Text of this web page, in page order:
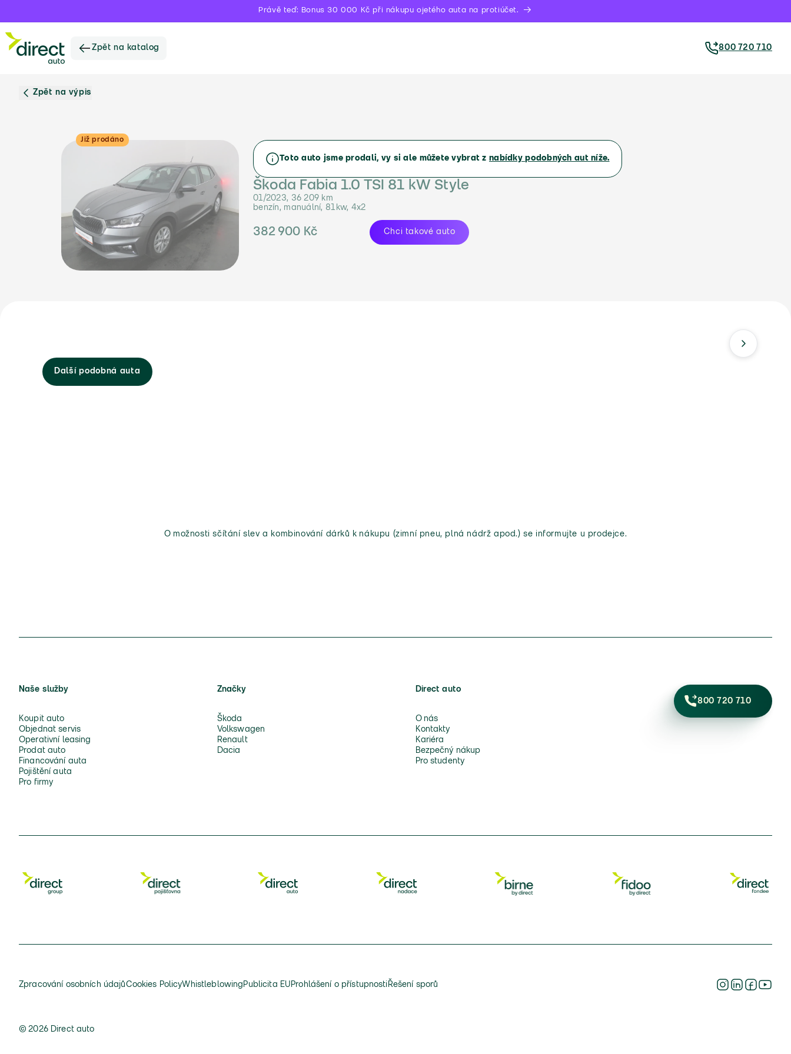
Právě teď: Bonus 30 000 Kč při nákupu ojetého auta na protiúčet.
Zpět na katalog 800 720 710
Zpět na výpis
Již prodáno
Toto auto jsme prodali, vy si ale můžete vybrat z nabídky podobných aut níže.
Škoda Fabia 1.0 TSI 81 kW Style
01/2023, 36 209 km
benzín, manuální, 81kw, 4x2
382 900 Kč Chci takové auto
Další podobná auta
O možnosti sčítání slev a kombinování dárků k nákupu (zimní pneu, plná nádrž apod.) se informujte u prodejce.
Naše služby
Koupit auto
Objednat servis
Operativní leasing
Prodat auto
Financování auta
Pojištění auta
Pro firmy
Značky
Škoda
Volkswagen
Renault
Dacia
Direct auto
O nás
Kontakty
Kariéra
Bezpečný nákup
Pro studenty
800 720 710
Zpracování osobních údajůCookies PolicyWhistleblowing Publicita EU Prohlášení o přístupnosti Řešení sporů
© 2026 Direct auto